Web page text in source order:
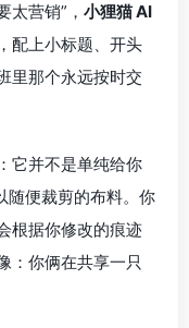
太营销”， 小狸猫 AI
配上小标题、开头
里那个永远按时交
它并不是单纯给你
随便裁剪的布料。你
根据你修改的痕迹
：你俩在共享一只